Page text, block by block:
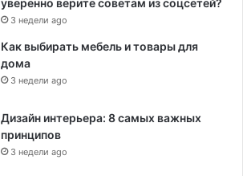
уверенно верите советам из соцсетей?
3 недели ago
Как выбирать мебель и товары для
дома
3 недели ago
Дизайн интерьера: 8 самых важных
принципов
3 недели ago